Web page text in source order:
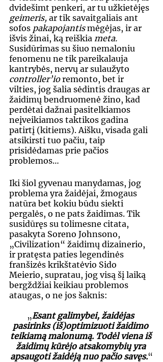
dvidešimt penkeri, ar tu užkietėjęs
geimeris, ar tik savaitgaliais ant
sofos pakapojantis mėgėjas, ir ar
išvis žinai, ką reiškia meta.
Susidūrimas su šiuo nemaloniu
fenomenu ne tik pareikalauja
kantrybės, nervų ar sulaužyto
controller’io remonto, bet ir
vilties, jog šalia sėdintis draugas ar
žaidimų bendruomenė žino, kad
perdėtai dažnai pasitelkiamos
neįveikiamos taktikos gadina
patirtį (kitiems). Aišku, visada gali
atsikirsti tuo pačiu, taip
prisidėdamas prie pačios
problemos…
Iki šiol gyvenau manydamas, jog
problema yra žaidėjai, žmogaus
natūra bet kokiu būdu siekti
pergalės, o ne pats žaidimas. Tik
susidūręs su tolimesne citata,
pasakyta Soreno Johnsono,
„Civilization“ žaidimų dizainerio,
ir pratęsta paties legendinės
franšizės krikštatėvio Sido
Meierio, supratau, jog visą šį laiką
bergždžiai keikiau problemos
ataugas, o ne jos šaknis:
„Esant galimybei, žaidėjas
pasirinks (iš)optimizuoti žaidimo
teikiamą malonumą. Todėl viena iš
žaidimų kūrėjo atsakomybių yra
apsaugoti žaidėją nuo pačio savęs.“